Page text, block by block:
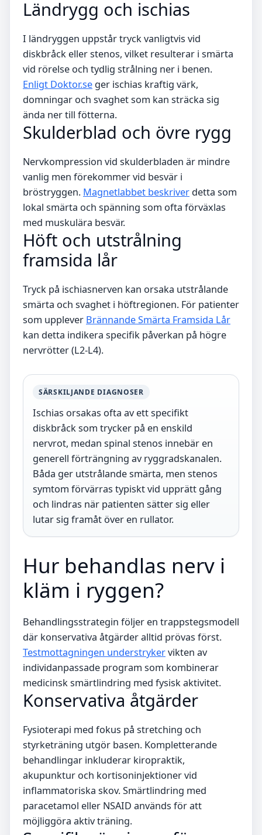
Ländrygg och ischias
I ländryggen uppstår tryck vanligtvis vid
diskbråck eller stenos, vilket resulterar i smärta
vid rörelse och tydlig strålning ner i benen.
Enligt Doktor.se ger ischias kraftig värk,
domningar och svaghet som kan sträcka sig
ända ner till fötterna.
Skulderblad och övre rygg
Nervkompression vid skulderbladen är mindre
vanlig men förekommer vid besvär i
bröstryggen. Magnetlabbet beskriver detta som
lokal smärta och spänning som ofta förväxlas
med muskulära besvär.
Höft och utstrålning
framsida lår
Tryck på ischiasnerven kan orsaka utstrålande
smärta och svaghet i höftregionen. För patienter
som upplever Brännande Smärta Framsida Lår
kan detta indikera specifik påverkan på högre
nervrötter (L2-L4).
SÄRSKILJANDE DIAGNOSER
Ischias orsakas ofta av ett specifikt
diskbråck som trycker på en enskild
nervrot, medan spinal stenos innebär en
generell förträngning av ryggradskanalen.
Båda ger utstrålande smärta, men stenos
symtom förvärras typiskt vid upprätt gång
och lindras när patienten sätter sig eller
lutar sig framåt över en rullator.
Hur behandlas nerv i
kläm i ryggen?
Behandlingsstrategin följer en trappstegsmodell
där konservativa åtgärder alltid prövas först.
Testmottagningen understrykervikten av
individanpassade program som kombinerar
medicinsk smärtlindring med fysisk aktivitet.
Konservativa åtgärder
Fysioterapi med fokus på stretching och
styrketräning utgör basen. Kompletterande
behandlingar inkluderar kiropraktik,
akupunktur och kortisoninjektioner vid
inflammatoriska skov. Smärtlindring med
paracetamol eller NSAID används för att
möjliggöra aktiv träning.